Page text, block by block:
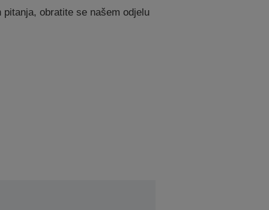
obratite se našem odjelu